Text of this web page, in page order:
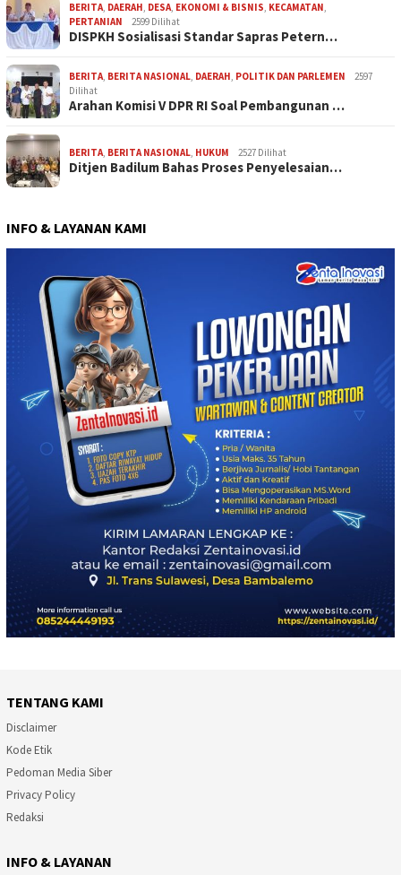
BERITA, DAERAH, DESA, EKONOMI & BISNIS, KECAMATAN,
PERTANIAN
2599 Dilihat
DISPKH Sosialisasi Standar Sapras Petern…
BERITA, BERITA NASIONAL, DAERAH, POLITIK DAN PARLEMEN
2597
Dilihat
Arahan Komisi V DPR RI Soal Pembangunan …
BERITA, BERITA NASIONAL, HUKUM 2527 Dilihat
Ditjen Badilum Bahas Proses Penyelesaian…
INFO & LAYANAN KAMI
TENTANG KAMI
Disclaimer
Kode Etik
Pedoman Media Siber
Privacy Policy
Redaksi
INFO & LAYANAN